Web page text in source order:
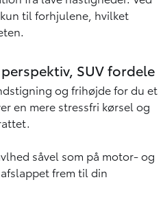
til forhjulene, hvilket
SUV fordele
og frihøjde for du et
en mere stressfri kørsel og
såvel som på motor- og
frem til din